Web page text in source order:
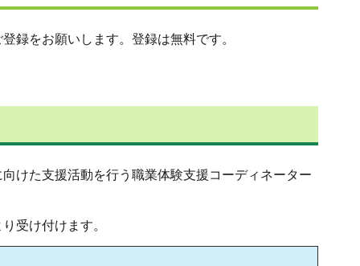
録をお願いします。登録は無料です。
けた支援活動を行う職業体験支援コーディネーター
受け付けます。